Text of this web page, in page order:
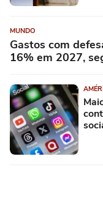
MUNDO
Gastos com
16% em 2027,